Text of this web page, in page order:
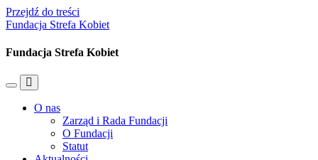
Przejdź do treści
Fundacja Strefa Kobiet
Fundacja Strefa Kobiet
Przełącz
mobilne
Przełącz
pole
wyszukiwania
O nas
Zarząd i Rada Fundacji
O Fundacji
Statut